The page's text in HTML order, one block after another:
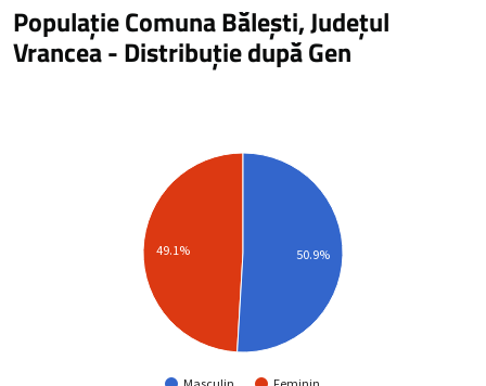
Populație Comuna Bălești, Județul
Vrancea-Distribuțiedupă Gen
49.1% 50.9%